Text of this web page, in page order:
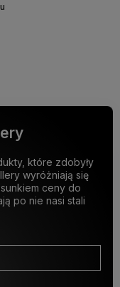
które zdobyły
wyróżniają się
ceny do
po nie nasi stali